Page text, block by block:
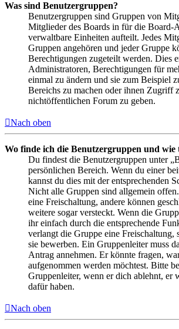
Was sind Benutzergruppen?
Benutzergruppen sind Gruppen von
Mitglieder des Boards in für die Board-
verwaltbare Einheiten aufteilt. Jedes
Gruppen angehören und jeder Gruppe
Berechtigungen zugeteilt werden. Dies
Administratoren, Berechtigungen für
einmal zu ändern und sie zum Beispiel
Bereichs zu machen oder ihnen Zugriff
nichtöffentlichen Forum zu geben.
Nach oben
Wo finde ich die Benutzergruppen und wie
Du findest die Benutzergruppen unter
persönlichen Bereich. Wenn du einer
kannst du dies mit der entsprechenden
Nicht alle Gruppen sind allgemein
eine Freischaltung, andere können
weitere sogar versteckt. Wenn die
ihr einfach durch die entsprechende
verlangt die Gruppe eine Freischaltung,
sie bewerben. Ein Gruppenleiter muss
Antrag annehmen. Er könnte fragen,
aufgenommen werden möchtest. Bitte
Gruppenleiter, wenn er dich ablehnt, er
dafür haben.
Nach oben